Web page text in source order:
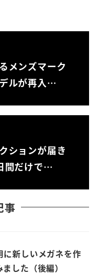
メンズマーク
ルが再入…
ションが届き
間だけで…
事
に新しいメガネを作
ました（後編）